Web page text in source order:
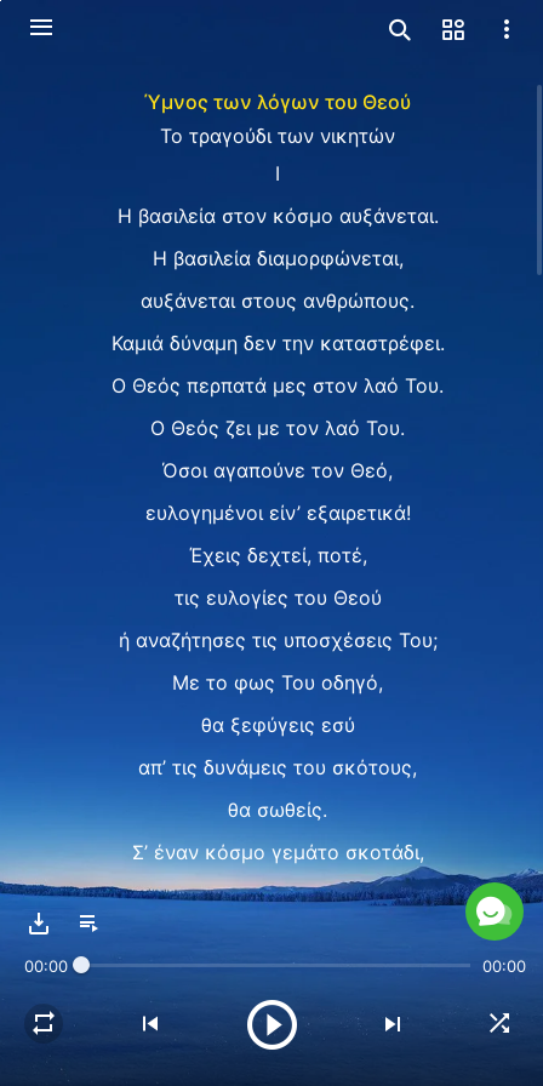
Ύμνος των λόγων του Θεού
Το τραγούδι των νικητών
I
Η βασιλεία στον κόσμο αυξάνεται.
Η βασιλεία διαμορφώνεται,
αυξάνεται στους ανθρώπους.
Καμιά δύναμη δεν την καταστρέφει.
O Θεός περπατά μες στον λαό Του.
O Θεός ζει με τον λαό Του.
Όσοι αγαπούνε τον Θεό,
ευλογημένοι είν’ εξαιρετικά!
Έχεις δεχτεί, ποτέ,
τις ευλογίες του Θεού
ή αναζήτησες τις υποσχέσεις Του;
Με το φως Του οδηγό,
θα ξεφύγεις εσύ
απ’ τις δυνάμεις του σκότους,
θα σωθείς.
Σ’ έναν κόσμο γεμάτο σκοτάδι,
δεν θα χάσεις το φως
σε όλη τη δημιουργία,
00:00 00:00